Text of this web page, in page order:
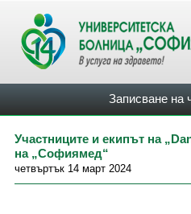
Записване на
Участниците и екипът на
на „Софиямед“
четвъртък 14 март 2024